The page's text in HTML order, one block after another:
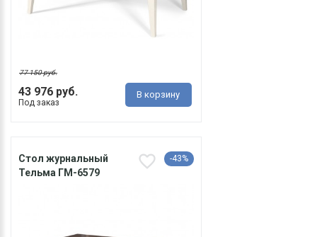
43 976 руб.
77 150 руб.
Под заказ
В корзину
Стол журнальный
Тельма ГМ-6579
-43%